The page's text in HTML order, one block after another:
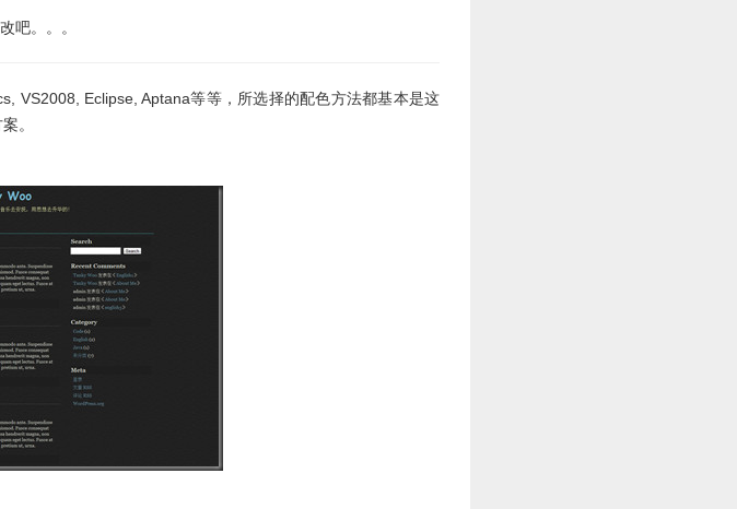
吧。。。
VS2008, Eclipse, Aptana等等，所选择的配色方法都基本是这
。